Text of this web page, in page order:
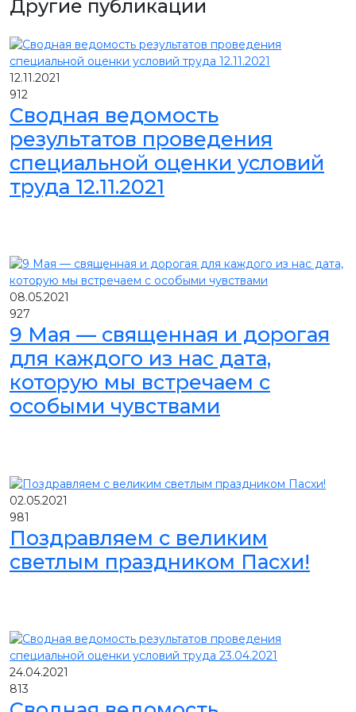
Другие публикации
12.11.2021
912
Сводная ведомость
результатов проведения
специальной оценки условий
труда 12.11.2021
08.05.2021
927
9 Мая — священная и дорогая
для каждого из нас дата,
которую мы встречаем с
особыми чувствами
02.05.2021
981
Поздравляем с великим
светлым праздником Пасхи!
24.04.2021
813